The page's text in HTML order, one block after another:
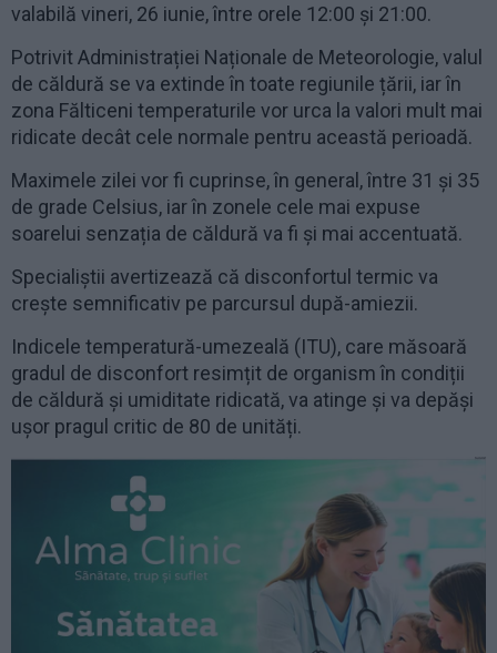
valabilă vineri, 26 iunie, între orele 12:00 și 21:00.
Potrivit Administrației Naționale de Meteorologie, valul
de căldură se va extinde în toate regiunile țării, iar în
zona Fălticeni temperaturile vor urca la valori mult mai
ridicate decât cele normale pentru această perioadă.
Maximele zilei vor fi cuprinse, în general, între 31 și 35
de grade Celsius, iar în zonele cele mai expuse
soarelui senzația de căldură va fi și mai accentuată.
Specialiștii avertizează că disconfortul termic va
crește semnificativ pe parcursul după-amiezii.
Indicele temperatură-umezeală (ITU), care măsoară
gradul de disconfort resimțit de organism în condiții
de căldură și umiditate ridicată, va atinge și va depăși
ușor pragul critic de 80 de unități.